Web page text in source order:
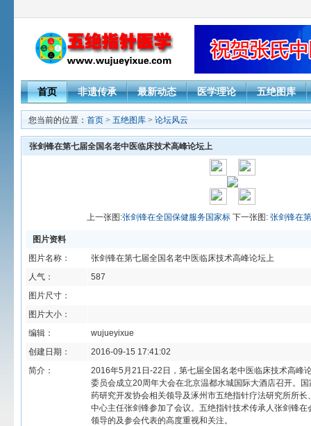
首页 非遗传承 最新动态 医学理论 五绝图库
您当前的位置： 首页 > 五绝图库 > 论坛风云
张剑锋在第七届全国名老中医临床技术高峰论坛上
上一张图:张剑锋在全国保健服务国家标 下一张图: 张剑锋在
图片资料
图片名称：
张剑锋在第七届全国名老中医临床技术高峰论坛上
人气：
587
图片尺寸：
图片大小：
编辑：
wujueyixue
创建日期：
2016-09-15 17:41:02
简介：
2016年5月21日-22日，第七届全国名老中医临床技术高峰
委员会成立20周年大会在北京温都水城国际大酒店召开。
药研究开发协会相关领导及涿州市五绝指针疗法研究所所
中心主任张剑锋参加了会议。五绝指针技术传承人张剑锋
领导的及参会代表的高度重视和关注。